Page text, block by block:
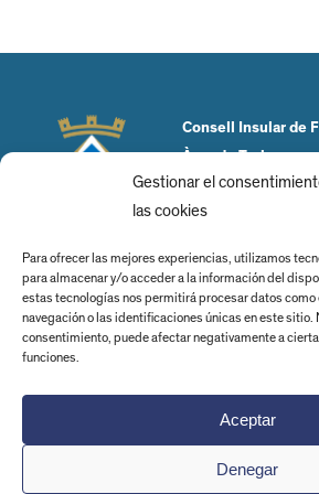
Gestionar el
las cookies
Para ofrecer las mejores experiencias, utilizamos
para almacenar y/o acceder a la información del
estas tecnologías nos permitirá procesar datos
navegación o las identificaciones únicas en este sitio.
consentimiento, puede afectar negativamente a
funciones.
Aceptar
Denegar
Consell Insular de
Àrea de Turisme
Plaça de la
Tel. 971 32 10 87
Aviso legal
Política de privacidad